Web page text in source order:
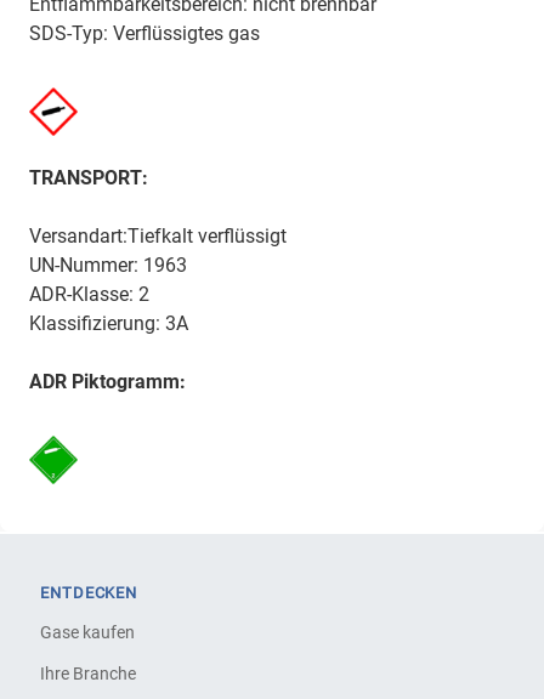
Entflammbarkeitsbereich: nicht brennbar
SDS-Typ: Verflüssigtes gas
TRANSPORT:
Versandart:Tiefkalt verflüssigt
UN-Nummer: 1963
ADR-Klasse: 2
Klassifizierung: 3A
ADR Piktogramm:
ENTDECKEN
Gase kaufen
Ihre Branche